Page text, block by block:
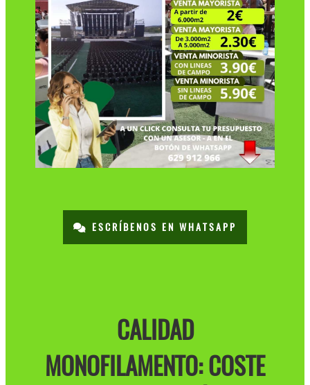
ESCRÍBENOS EN WHATSAPP
CALIDAD
MONOFILAMENTO: COSTE